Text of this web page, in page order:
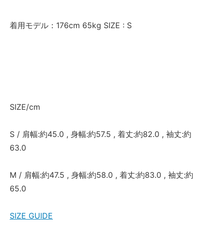
着用モデル：176cm 65kg SIZE : S
SIZE/cm
S / 肩幅:約45.0 , 身幅:約57.5 , 着丈:約82.0 , 袖丈:約
63.0
M / 肩幅:約47.5 , 身幅:約58.0 , 着丈:約83.0 , 袖丈:約
65.0
SIZE GUIDE